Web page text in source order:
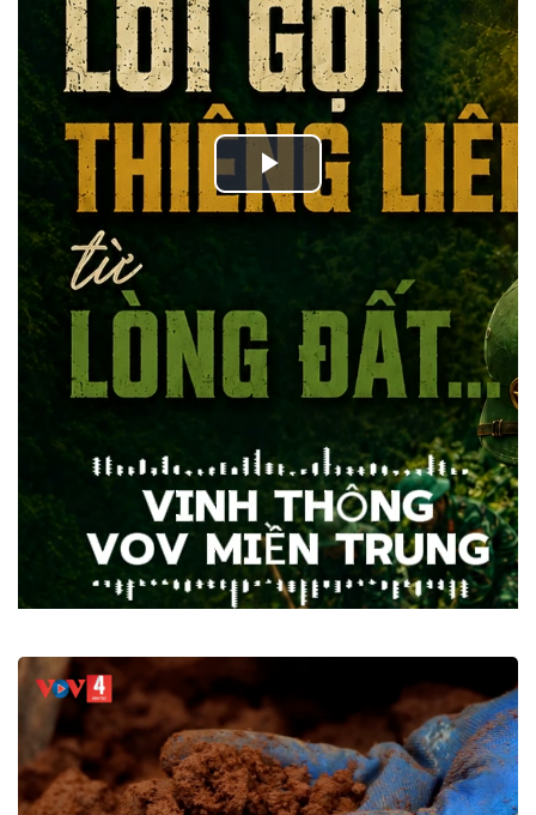
Play
Video